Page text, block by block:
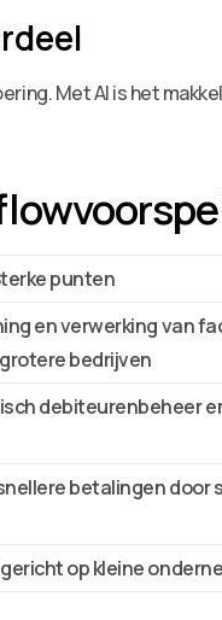
Met AI is het
punten
en verwerking van
bedrijven
debiteurenbeheer
betalingen
op kleine